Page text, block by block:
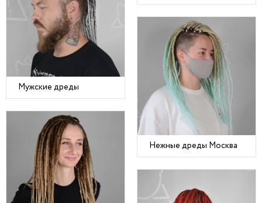
Мужские дреды
Нежные дреды Москва